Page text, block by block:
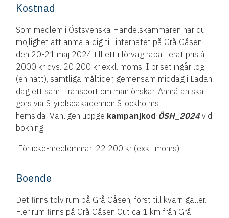
Kostnad
Som medlem i Östsvenska Handelskammaren har du
möjlighet att anmäla dig till internatet på Grå Gåsen
den 20-21 maj 2024 till ett i förväg rabatterat pris á
2000 kr dvs. 20 200 kr exkl. moms. I priset ingår logi
(en natt), samtliga måltider, gemensam middag i Ladan
dag ett samt transport om man önskar. Anmälan ska
görs via Styrelseakademien Stockholms
hemsida. Vänligen uppge kampanjkod ÖSH_2024vid
bokning.
För icke-medlemmar: 22 200 kr (exkl. moms).
Boende
Det finns tolv rum på Grå Gåsen, först till kvarn gäller.
Fler rum finns på Grå Gåsen Out ca 1 km från Grå